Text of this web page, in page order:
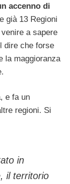
accenno di
già 13 Regioni
a sapere
dire che forse
la maggioranza
e fa un
regioni. Si
in
il territorio